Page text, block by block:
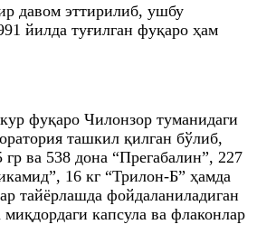
давом эттирилиб, ушбу
йилда туғилган фуқаро ҳам
фуқаро Чилонзор туманидаги
ташкил қилган бўлиб,
ва 538 дона “Прегабалин”, 227
16 кг “Трилон-Б” ҳамда
тайёрлашда фойдаланиладиган
миқдордаги капсула ва флаконлар